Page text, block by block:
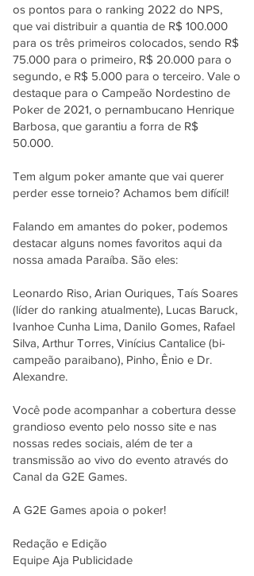
os pontos para o ranking 2022 do NPS,
que vai distribuir a quantia de R$ 100.000
para os três primeiros colocados, sendo R$
75.000 para o primeiro, R$ 20.000 para o
segundo, e R$ 5.000 para o terceiro. Vale o
destaque para o Campeão Nordestino de
Poker de 2021, o pernambucano Henrique
Barbosa, que garantiu a forra de R$
50.000.
Tem algum poker amante que vai querer
perder esse torneio? Achamos bem difícil!
Falando em amantes do poker, podemos
destacar alguns nomes favoritos aqui da
nossa amada Paraíba. São eles:
Leonardo Riso, Arian Ouriques, Taís Soares
(líder do ranking atualmente), Lucas Baruck,
Ivanhoe Cunha Lima, Danilo Gomes, Rafael
Silva, Arthur Torres, Vinícius Cantalice (bi-
campeão paraibano), Pinho, Ênio e Dr.
Alexandre.
Você pode acompanhar a cobertura desse
grandioso evento pelo nosso site e nas
nossas redes sociais, além de ter a
transmissão ao vivo do evento através do
Canal da G2E Games.
A G2E Games apoia o poker!
Redação e Edição
Equipe Aja Publicidade